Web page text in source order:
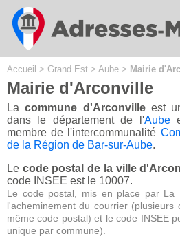
Accueil > Grand Est > Aube > Mairie
Mairie d'Arconville
Lacommune d'Arconvilleest
dans le département de l'Aube
membre de l'intercommunalité
de la Région de Bar-sur-Aube.
Le code postal de la ville
code INSEE est le 10007.
Le code postal, mis en place par La
l'acheminement du courrier (plusieurs
même code postal) et le code INSEE
unique par commune).
Cookies management panel